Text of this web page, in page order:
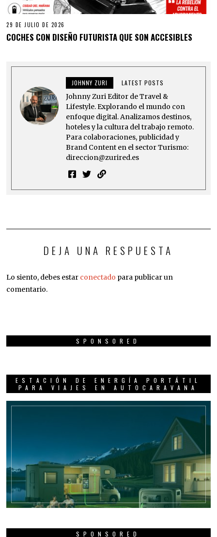
29 DE JULIO DE 2026
COCHES CON DISEÑO FUTURISTA QUE SON ACCESIBLES
JOHNNY ZURI LATEST POSTS
Johnny Zuri Editor de Travel &
Lifestyle. Explorando el mundo con
enfoque digital. Analizamos destinos,
hoteles y la cultura del trabajo remoto.
Para colaboraciones, publicidad y
Brand Content en el sector Turismo:
direccion@zurired.es
DEJA UNA RESPUESTA
Lo siento, debes estar conectado para publicar un
comentario.
SPONSORED
ESTACIÓN DE ENERGÍA PORTÁTIL
PARA VIAJES EN AUTOCARAVANA
SPONSORED